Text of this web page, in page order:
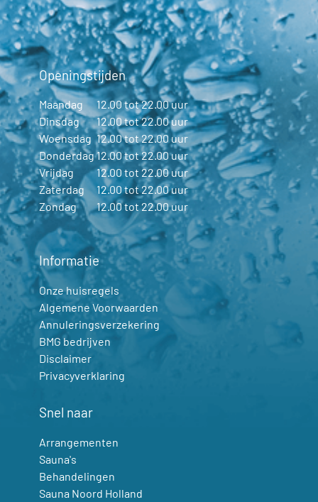
Openingstijden
Maandag
12.00 tot 22.00 uur
Dinsdag
12.00 tot 22.00 uur
Woensdag 12.00 tot 22.00 uur
Donderdag12.00 tot 22.00 uur
Vrijdag
12.00 tot 22.00 uur
Zaterdag
12.00 tot 22.00 uur
Zondag
12.00 tot 22.00 uur
Informatie
Onze huisregels
Algemene Voorwaarden
Annuleringsverzekering
BMG bedrijven
Disclaimer
Privacyverklaring
Snel naar
Arrangementen
Sauna's
Behandelingen
Sauna Noord Holland